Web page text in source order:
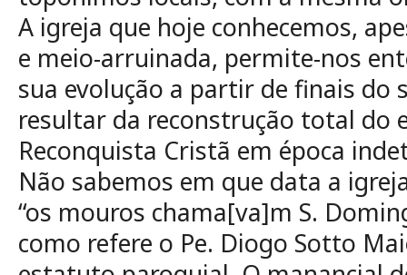
A igreja que hoje conhecemos,
e meio-arruinada, permite-nos
sua evolução a partir de finais do
resultar da reconstrução total do
Reconquista Cristã em época
Não sabemos em que data a
“os mouros chama[va]m S.
como refere o Pe. Diogo Sotto